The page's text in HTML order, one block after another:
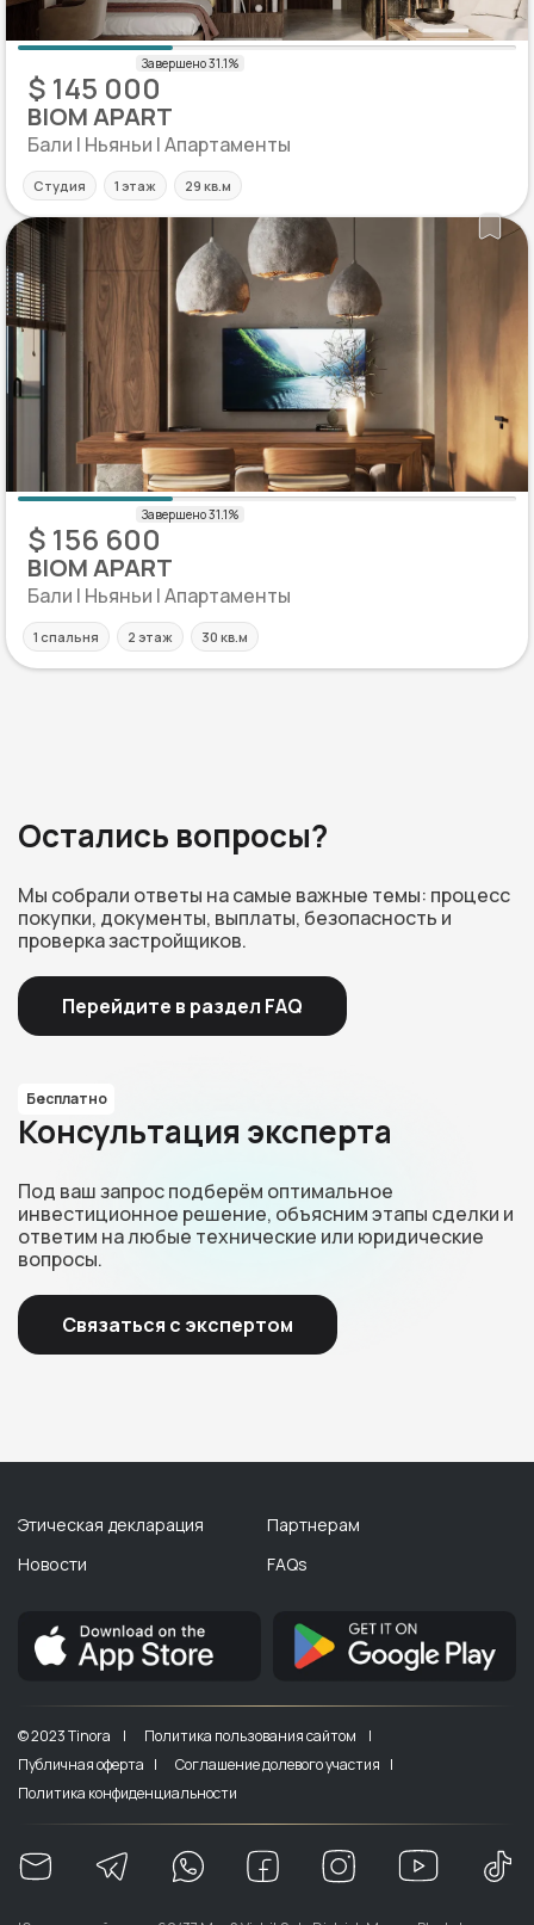
$ 145 000
BIOM APART
Бали | Ньяньи | Апартаменты
Студия 1 этаж 29 кв.м
$ 156 600
BIOM APART
Бали | Ньяньи | Апартаменты
1 спальня 2 этаж 30 кв.м
Остались вопросы?
Мы собрали ответы на самые важные темы: процесс
покупки, документы, выплаты, безопасность и
проверка застройщиков.
Перейдите в раздел FAQ
Бесплатно
Консультация эксперта
Под ваш запрос подберём оптимальное
инвестиционное решение, объясним этапы сделки и
ответим на любые технические или юридические
вопросы.
Связаться с экспертом
Этическая декларация
Новости
Партнерам
FAQs
© 2023 Tinora |
Политика пользования сайтом |
Публичная оферта |
Соглашение долевого участия |
Политика конфиденциальности